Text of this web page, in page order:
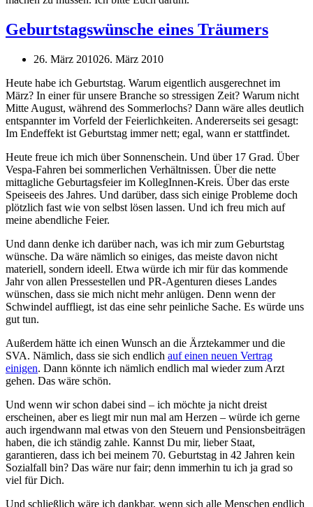
Geburtstagswünsche eines Träumers
26. März 201026. März 2010
Heute habe ich Geburtstag. Warum eigentlich ausgerechnet im
März? In einer für unsere Branche so stressigen Zeit? Warum nicht
Mitte August, während des Sommerlochs? Dann wäre alles deutlich
entspannter im Vorfeld der Feierlichkeiten. Andererseits sei gesagt:
Im Endeffekt ist Geburtstag immer nett; egal, wann er stattfindet.
Heute freue ich mich über Sonnenschein. Und über 17 Grad. Über
Vespa-Fahren bei sommerlichen Verhältnissen. Über die nette
mittagliche Geburtagsfeier im KollegInnen-Kreis. Über das erste
Speiseeis des Jahres. Und darüber, dass sich einige Probleme doch
plötzlich fast wie von selbst lösen lassen. Und ich freu mich auf
meine abendliche Feier.
Und dann denke ich darüber nach, was ich mir zum Geburtstag
wünsche. Da wäre nämlich so einiges, das meiste davon nicht
materiell, sondern ideell. Etwa würde ich mir für das kommende
Jahr von allen Pressestellen und PR-Agenturen dieses Landes
wünschen, dass sie mich nicht mehr anlügen. Denn wenn der
Schwindel auffliegt, ist das eine sehr peinliche Sache. Es würde uns
gut tun.
Außerdem hätte ich einen Wunsch an die Ärztekammer und die
SVA. Nämlich, dass sie sich endlich auf einen neuen Vertrag
einigen. Dann könnte ich nämlich endlich mal wieder zum Arzt
gehen. Das wäre schön.
Und wenn wir schon dabei sind – ich möchte ja nicht dreist
erscheinen, aber es liegt mir nun mal am Herzen – würde ich gerne
auch irgendwann mal etwas von den Steuern und Pensionsbeiträgen
haben, die ich ständig zahle. Kannst Du mir, lieber Staat,
garantieren, dass ich bei meinem 70. Geburtstag in 42 Jahren kein
Sozialfall bin? Das wäre nur fair; denn immerhin tu ich ja grad so
viel für Dich.
Und schließlich wäre ich dankbar, wenn sich alle Menschen endlich